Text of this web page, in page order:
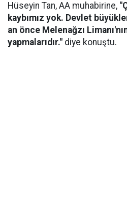
Hüseyin Tan, AA muhabirine,
kaybımız yok. Devlet
an önce Melenağzı
yapmalarıdır." diye konuştu.